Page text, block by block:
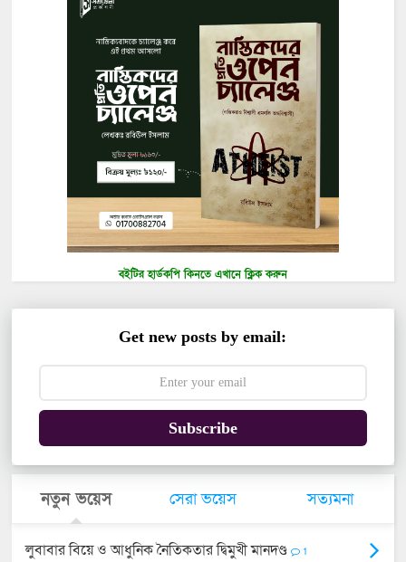
বইটির হার্ডকপি কিনতে এখানে ক্লিক করুন
Get new posts by email:
Subscribe
নতুন ভয়েস সেরা ভয়েস সত্যমনা
লুবাবার বিয়ে ও আধুনিক নৈতিকতার দ্বিমুখী মানদণ্ড 1